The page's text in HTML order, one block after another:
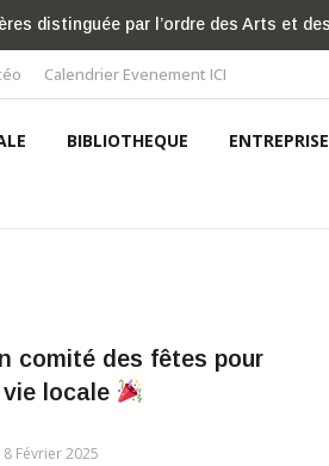
des Nérondaises et Nérondais
Calendrier Evenement ICI
BIBLIOTHEQUE ENTREPRISE
comité des fêtes pour
locale
Février 2025